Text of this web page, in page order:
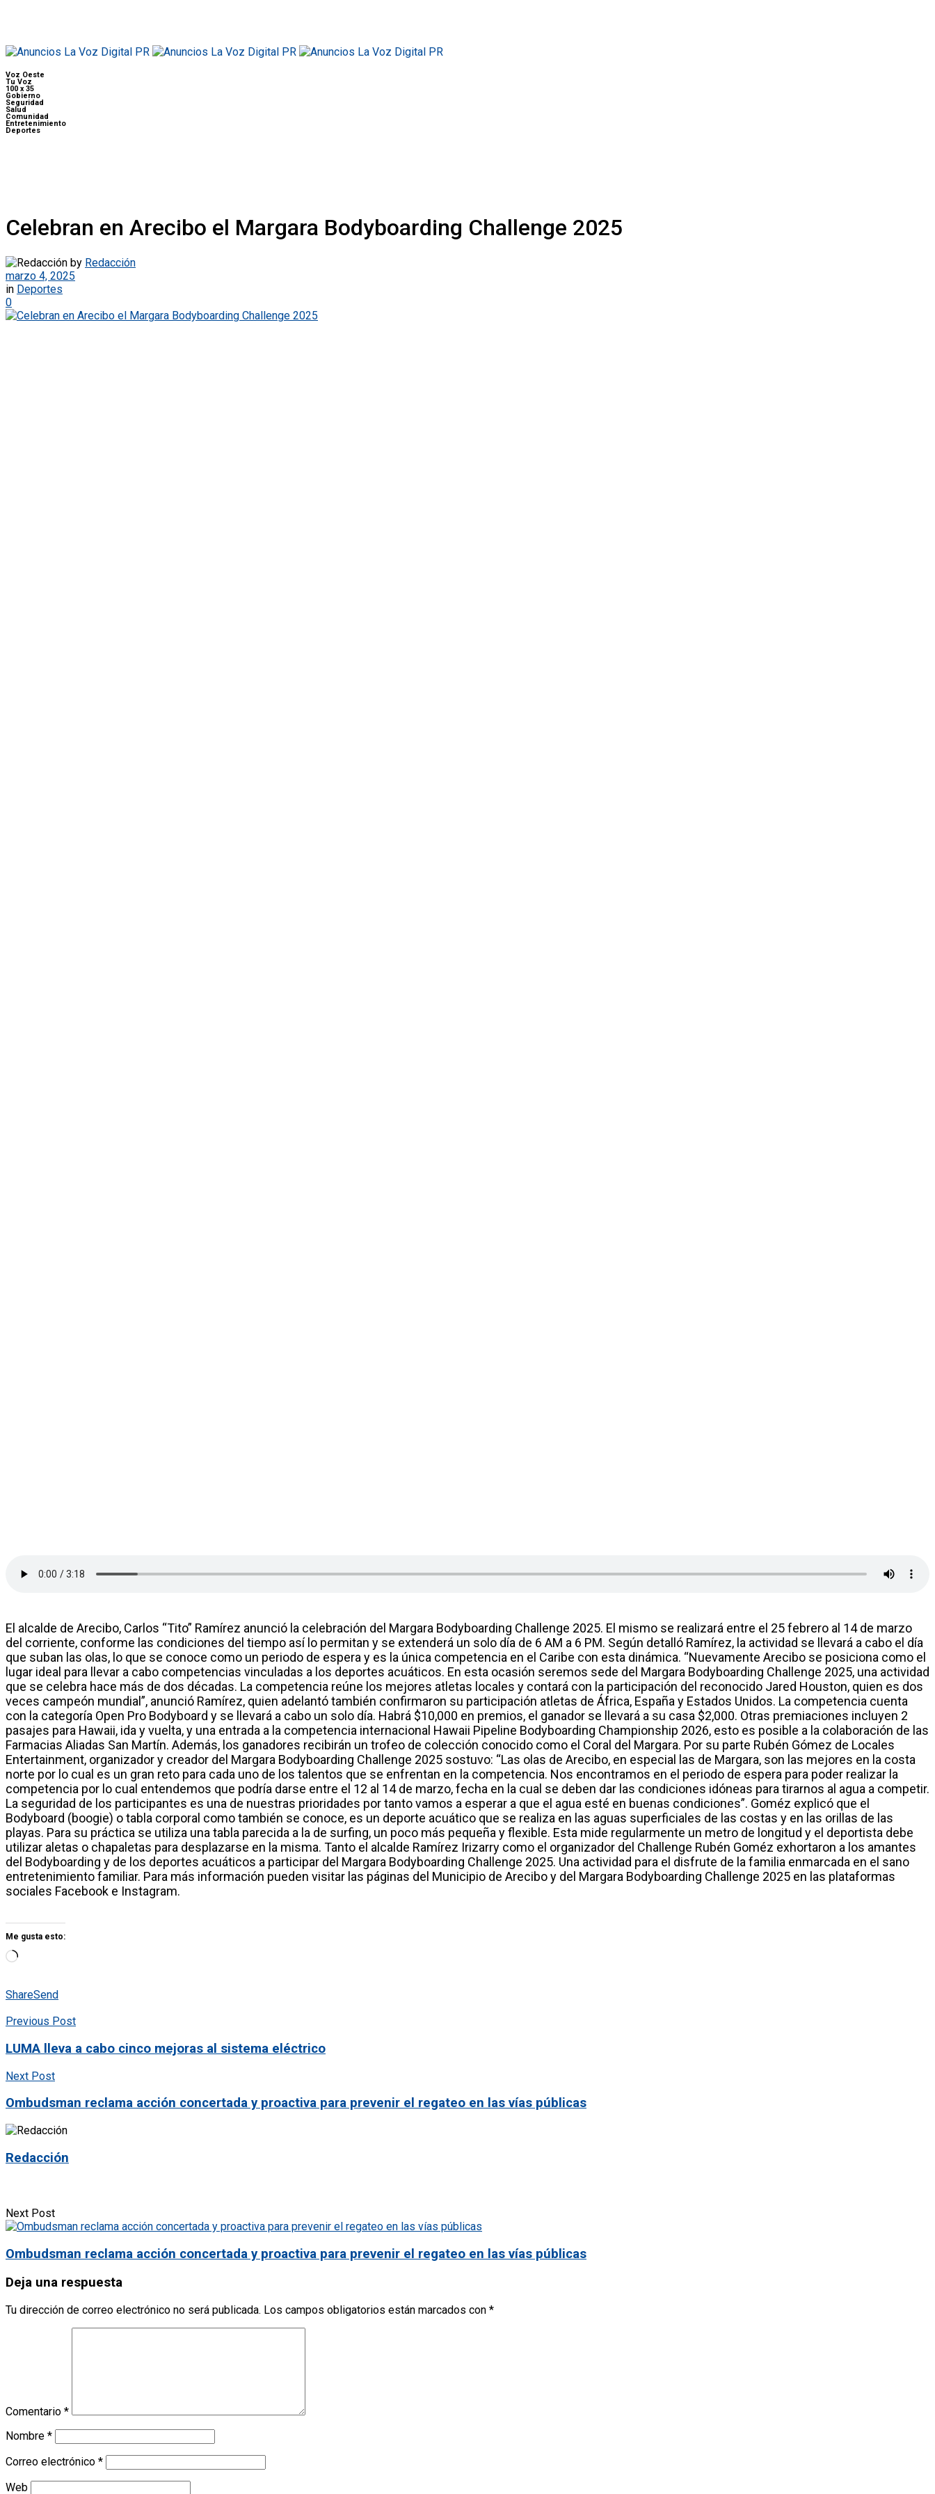
Voz Oeste
Tu Voz
100 x 35
Gobierno
Seguridad
Salud
Comunidad
Entretenimiento
Deportes
Celebran en Arecibo el Margara Bodyboarding Challenge 2025
by Redacción
marzo 4, 2025
in Deportes
0
El alcalde de Arecibo, Carlos “Tito” Ramírez anunció la celebración del Margara Bodyboarding Challenge 2025. El mismo se realizará entre el 25 febrero al 14 de marzo
del corriente, conforme las condiciones del tiempo así lo permitan y se extenderá un solo día de 6 AM a 6 PM. Según detalló Ramírez, la actividad se llevará a cabo el día
que suban las olas, lo que se conoce como un periodo de espera y es la única competencia en el Caribe con esta dinámica. “Nuevamente Arecibo se posiciona como el
lugar ideal para llevar a cabo competencias vinculadas a los deportes acuáticos. En esta ocasión seremos sede del Margara Bodyboarding Challenge 2025, una actividad
que se celebra hace más de dos décadas. La competencia reúne los mejores atletas locales y contará con la participación del reconocido Jared Houston, quien es dos
veces campeón mundial”, anunció Ramírez, quien adelantó también confirmaron su participación atletas de África, España y Estados Unidos. La competencia cuenta
con la categoría Open Pro Bodyboard y se llevará a cabo un solo día. Habrá $10,000 en premios, el ganador se llevará a su casa $2,000. Otras premiaciones incluyen 2
pasajes para Hawaii, ida y vuelta, y una entrada a la competencia internacional Hawaii Pipeline Bodyboarding Championship 2026, esto es posible a la colaboración de las
Farmacias Aliadas San Martín. Además, los ganadores recibirán un trofeo de colección conocido como el Coral del Margara. Por su parte Rubén Gómez de Locales
Entertainment, organizador y creador del Margara Bodyboarding Challenge 2025 sostuvo: “Las olas de Arecibo, en especial las de Margara, son las mejores en la costa
norte por lo cual es un gran reto para cada uno de los talentos que se enfrentan en la competencia. Nos encontramos en el periodo de espera para poder realizar la
competencia por lo cual entendemos que podría darse entre el 12 al 14 de marzo, fecha en la cual se deben dar las condiciones idóneas para tirarnos al agua a competir.
La seguridad de los participantes es una de nuestras prioridades por tanto vamos a esperar a que el agua esté en buenas condiciones”. Goméz explicó que el
Bodyboard (boogie) o tabla corporal como también se conoce, es un deporte acuático que se realiza en las aguas superficiales de las costas y en las orillas de las
playas. Para su práctica se utiliza una tabla parecida a la de surfing, un poco más pequeña y flexible. Esta mide regularmente un metro de longitud y el deportista debe
utilizar aletas o chapaletas para desplazarse en la misma. Tanto el alcalde Ramírez Irizarry como el organizador del Challenge Rubén Goméz exhortaron a los amantes
del Bodyboarding y de los deportes acuáticos a participar del Margara Bodyboarding Challenge 2025. Una actividad para el disfrute de la familia enmarcada en el sano
entretenimiento familiar. Para más información pueden visitar las páginas del Municipio de Arecibo y del Margara Bodyboarding Challenge 2025 en las plataformas
sociales Facebook e Instagram.
Me gusta esto:
ShareSend
Previous Post
LUMA lleva a cabo cinco mejoras al sistema eléctrico
Next Post
Ombudsman reclama acción concertada y proactiva para prevenir el regateo en las vías públicas
Redacción
Next Post
Ombudsman reclama acción concertada y proactiva para prevenir el regateo en las vías públicas
Deja una respuesta
Tu dirección de correo electrónico no será publicada. Los campos obligatorios están marcados con *
Comentario *
Nombre *
Correo electrónico *
Web